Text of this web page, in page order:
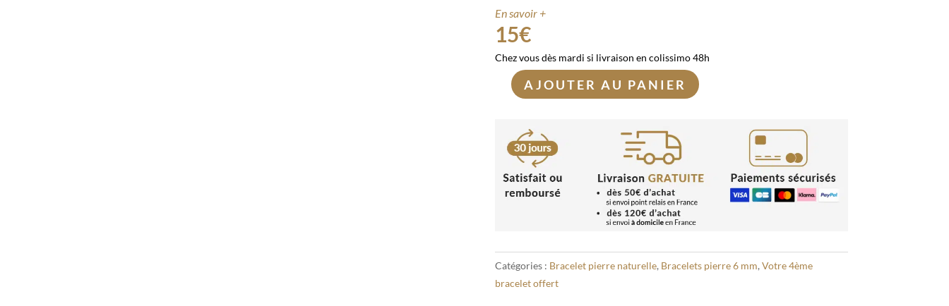
En savoir +
15€
Chez vous dès mardi si livraison en colissimo 48h
quantité
Bracelet
Quartz
6mm
AJOUTER AU PANIER
Catégories : Bracelet pierre naturelle, Bracelets pierre 6 mm,Votre 4ème
bracelet offert